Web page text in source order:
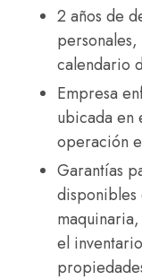
2 años de
calendario
Empresa
ubicada en
operación
Garantías
disponibles
el